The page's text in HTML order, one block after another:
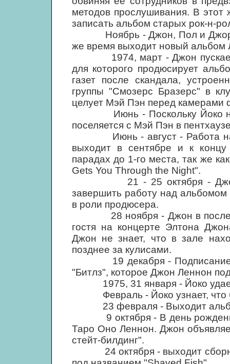
методов прослушивания. В этот
записать альбом старых рок-н-
Ноябрь - Джон, Пол и Джордж
же время выходит новый альбом
1974, март - Джон
для которого продюсирует
газет после скандала,
группы "Смозерс Бразерс" в
целует Мэй Пэн перед камерами
Июнь - Поскольку Йоко не
поселяется с Мэй Пэн в
Июнь - август - Работа над
выходит в сентябре и к концу
парадах до 1-го места, так же
Gets You Through the Night".
21 - 25 октября - Джон
завершить работу над альбомом
в роли продюсера.
28 ноября - Джон в
гостя на концерте Элтона
Джон не знает, что в зале
позднее за кулисами.
19 декабря - Подписание
"Битлз", которое Джон Леннон
1975, 31 января - Йоко
Февраль - Йоко узнает, что
23 февраля - Выходит
9 октября - В день рождения
Таро Оно Леннон. Джон
стейт-билдинг".
24 октября - выходит